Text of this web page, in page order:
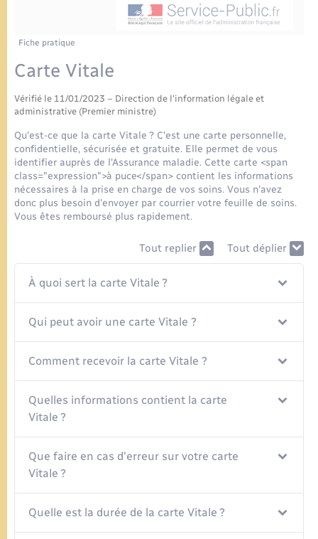
Parrainage civil
Recensement
Associations
Nouvel habitant
Location de salle
Seniors
Transports
Fiche pratique
Carte Vitale
Vérifié le 11/01/2023 – Direction de l'information légale et
administrative (Premier ministre)
Qu'est-ce que la carte Vitale ? C'est une carte personnelle,
confidentielle, sécurisée et gratuite. Elle permet de vous
identifier auprès de l'Assurance maladie. Cette carte <span
class="expression">à puce</span> contient les informations
nécessaires à la prise en charge de vos soins. Vous n'avez
donc plus besoin d'envoyer par courrier votre feuille de soins.
Vous êtes remboursé plus rapidement.
Tout replier Tout déplier
À quoi sert la carte Vitale ?
Qui peut avoir une carte Vitale ?
Comment recevoir la carte Vitale ?
Quelles informations contient la carte
Vitale ?
Que faire en cas d'erreur sur votre carte
Vitale ?
Quelle est la durée de la carte Vitale ?